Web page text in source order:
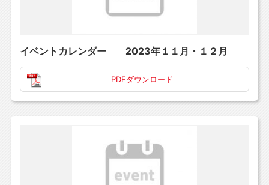
イベントカレンダー 2023年１１月・１２月
PDFダウンロード